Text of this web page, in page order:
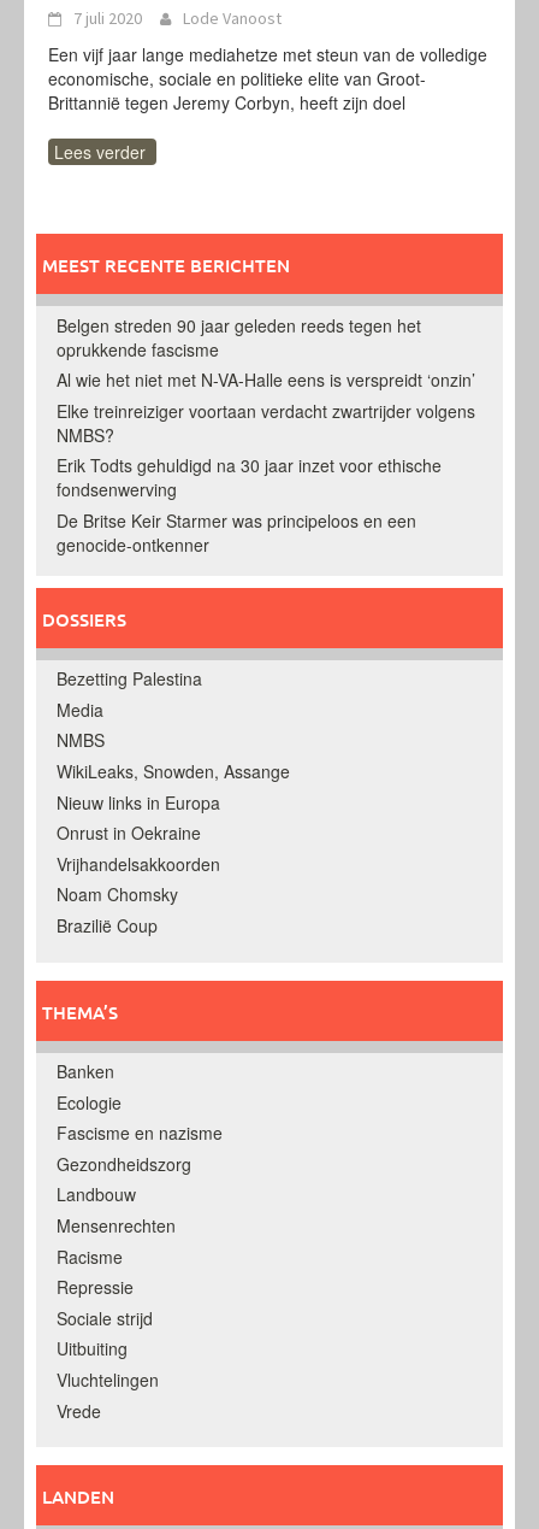
7 juli 2020 Lode Vanoost
Een vijf jaar lange mediahetze met steun van de volledige
economische, sociale en politieke elite van Groot-
Brittannië tegen Jeremy Corbyn, heeft zijn doel
Lees verder
MEEST RECENTE BERICHTEN
Belgen streden 90 jaar geleden reeds tegen het
oprukkende fascisme
Al wie het niet met N-VA-Halle eens is verspreidt ‘onzin’
Elke treinreiziger voortaan verdacht zwartrijder volgens
NMBS?
Erik Todts gehuldigd na 30 jaar inzet voor ethische
fondsenwerving
De Britse Keir Starmer was principeloos en een
genocide-ontkenner
DOSSIERS
Bezetting Palestina
Media
NMBS
WikiLeaks, Snowden, Assange
Nieuw links in Europa
Onrust in Oekraine
Vrijhandelsakkoorden
Noam Chomsky
Brazilië Coup
THEMA’S
Banken
Ecologie
Fascisme en nazisme
Gezondheidszorg
Landbouw
Mensenrechten
Racisme
Repressie
Sociale strijd
Uitbuiting
Vluchtelingen
Vrede
LANDEN